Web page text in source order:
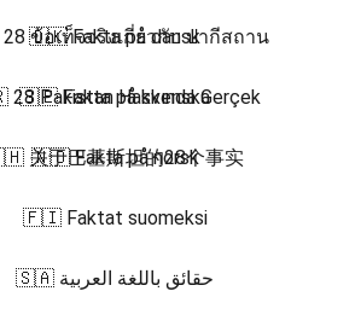
ข้อเท็จจริงเกี่ยวกับ ปากีสถาน
Pakistan Hakkında Gerçek
关于巴基斯坦的28个事实
🇩🇰 Fakta på dansk
🇸🇪 Fakta på svenska
🇳🇴 Fakta på norsk
🇫🇮 Faktat suomeksi
🇸🇦 حقائق باللغة العربية